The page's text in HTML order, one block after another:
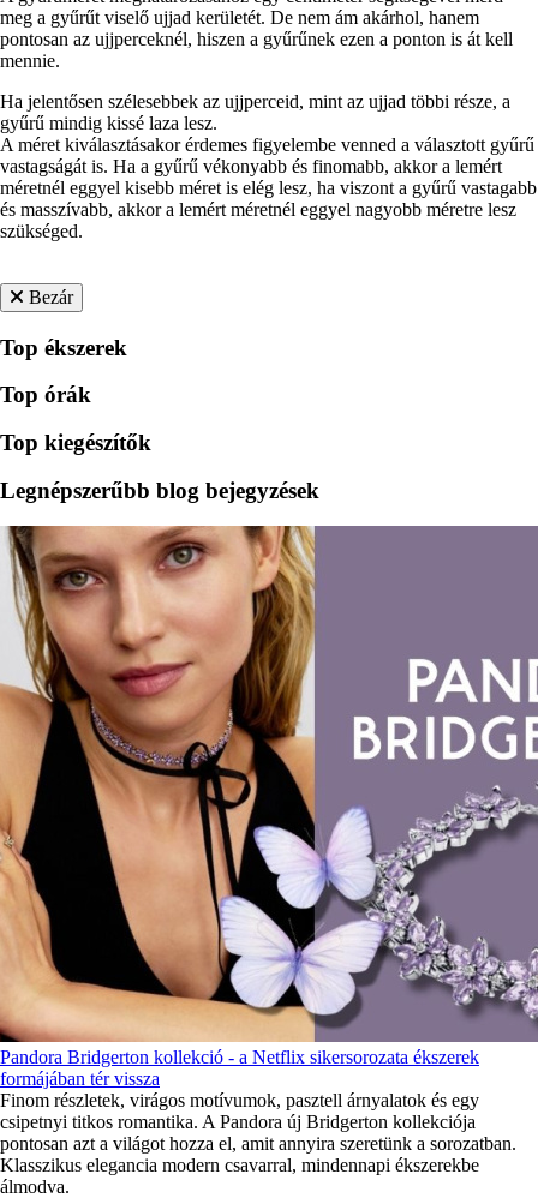
meg a gyűrűt viselő ujjad kerületét. De nem ám akárhol, hanem
pontosan az ujjperceknél, hiszen a gyűrűnek ezen a ponton is át kell
mennie.
Ha jelentősen szélesebbek az ujjperceid, mint az ujjad többi része, a
gyűrű mindig kissé laza lesz.
A méret kiválasztásakor érdemes figyelembe venned a választott gyűrű
vastagságát is. Ha a gyűrű vékonyabb és finomabb, akkor a lemért
méretnél eggyel kisebb méret is elég lesz, ha viszont a gyűrű vastagabb
és masszívabb, akkor a lemért méretnél eggyel nagyobb méretre lesz
szükséged.
Bezár
Top ékszerek
Top órák
Top kiegészítők
Legnépszerűbb blog bejegyzések
Pandora Bridgerton kollekció - a Netflix sikersorozata ékszerek
formájában tér vissza
Finom részletek, virágos motívumok, pasztell árnyalatok és egy
csipetnyi titkos romantika. A Pandora új Bridgerton kollekciója
pontosan azt a világot hozza el, amit annyira szeretünk a sorozatban.
Klasszikus elegancia modern csavarral, mindennapi ékszerekbe
álmodva.